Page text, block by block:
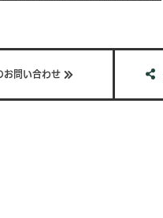
お問い合わせ